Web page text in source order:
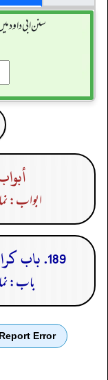
سنن ابي داود
ابواب:
189. باب كراهية الاعتماد على اليد في الصلاة
باب:
Report Error